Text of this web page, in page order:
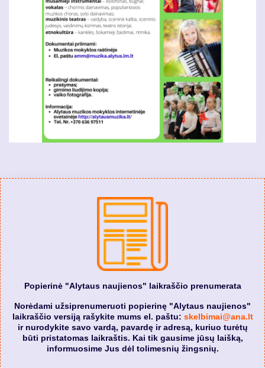
Popierinė "Alytaus naujienos" laikraščio prenumerata
Norėdami užsiprenumeruoti popierinę "Alytaus naujienos"
laikraščio versiją rašykite mums el. paštu: skelbimai@ana.lt
ir nurodykite savo vardą, pavardę ir adresą, kuriuo turėtų
būti pristatomas laikraštis. Kai tik gausime jūsų laišką,
informuosime Jus dėl tolimesnių žingsnių.